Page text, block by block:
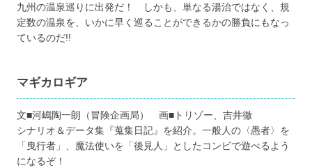
九州の温泉巡りに出発だ！ しかも、単なる湯治ではなく、規
定数の温泉を、いかに早く巡ることができるかの勝負にもなっ
ているのだ!!
マギカロギア
文■河嶋陶一朗（冒険企画局） 画■トリゾー、吉井徹
シナリオ＆データ集『蒐集日記』を紹介。一般人の〈愚者〉を
「曳行者」、魔法使いを「後見人」としたコンビで遊べるよう
になるぞ！